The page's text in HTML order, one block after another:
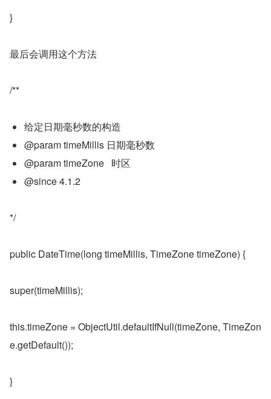
}
最后会调用这个方法
/**
给定日期毫秒数的构造
@param timeMillis 日期毫秒数
@param timeZone   时区
@since 4.1.2
*/
public DateTime(long timeMillis, TimeZone timeZone) {
super(timeMillis);
this.timeZone = ObjectUtil.defaultIfNull(timeZone, TimeZon
e.getDefault());
}